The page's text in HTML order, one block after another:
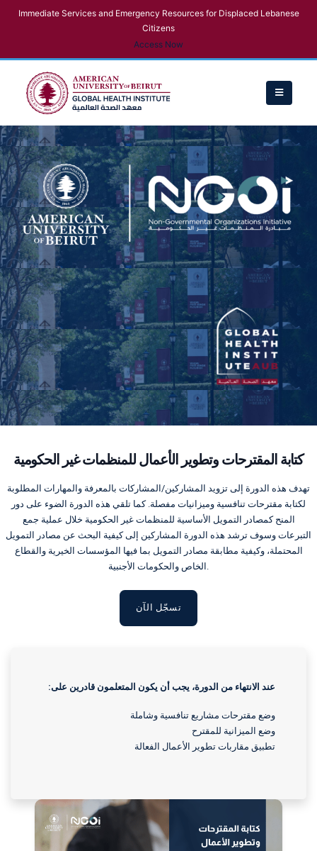
Immediate Services and Emergency Resources for Displaced Lebanese
Citizens
Access Now
كتابة المقترحات وتطوير الأعمال للمنظمات غير الحكومية
تهدف هذه الدورة إلى تزويد المشاركين/المشاركات بالمعرفة والمهارات المطلوبة
لكتابة مقترحات تنافسية وميزانيات مفصلة. كما تلقي هذه الدورة الضوء على دور
المنح كمصادر التمويل الأساسية للمنظمات غير الحكومية خلال عملية جمع
التبرعات وسوف ترشد هذه الدورة المشاركين إلى كيفية البحث عن مصادر التمويل
المحتملة، وكيفية مطابقة مصادر التمويل بما فيها المؤسسات الخيرية والقطاع
تسجّل الآن
عند الانتهاء من الدورة، يجب أن يكون المتعلمون قادرين على:
وضع مقترحات مشاريع تنافسية وشاملة
وضع الميزانية للمقترح
تطبيق مقاربات تطوير الأعمال الفعالة